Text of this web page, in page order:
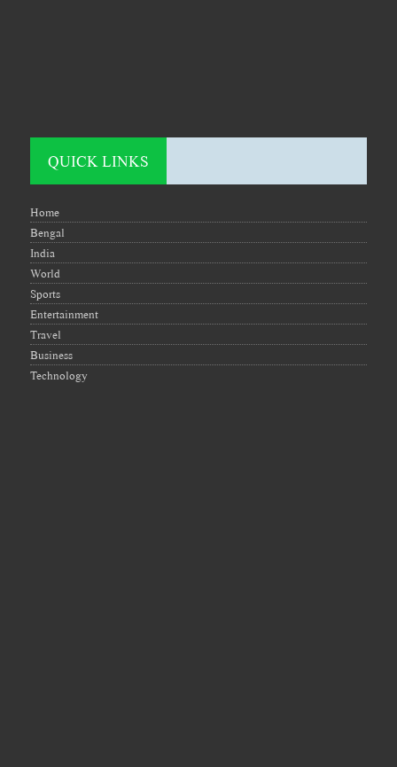
QUICK LINKS
Home
Bengal
India
World
Sports
Entertainment
Travel
Business
Technology